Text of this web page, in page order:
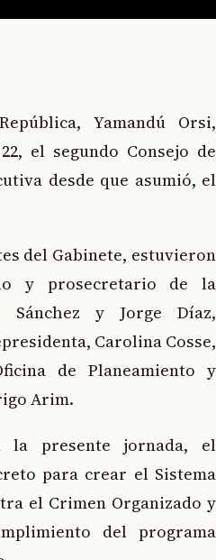
Yamandú Orsi,
el segundo Consejo de
desde que asumió, el
del Gabinete, estuvieron
y prosecretario de la
Sánchez y Jorge Díaz,
Carolina Cosse,
de Planeamiento y
Arim.
la presente jornada, el
para crear el Sistema
el Crimen Organizado y
del programa